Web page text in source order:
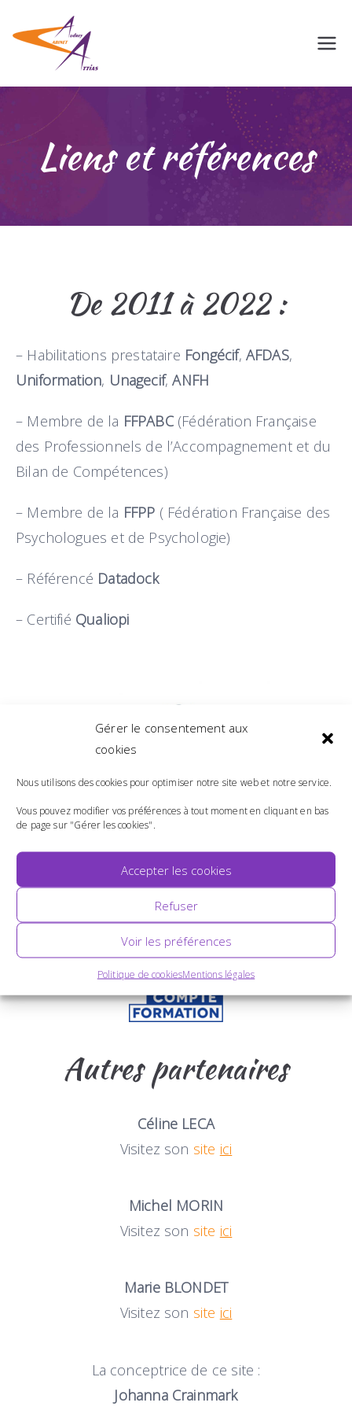
Gérer le consentement aux
cookies
Nous utilisons des cookies pour optimiser notre site web et notre service.
Vous pouvez modifier vos préférences à tout moment en cliquant en bas
de page sur "Gérer les cookies".
Accepter les cookies
Refuser
Voir les préférences
Politique de cookiesMentions légales
Liens et références
De 2011 à 2022 :
– Habilitations prestataire Fongécif, AFDAS,
Uniformation, Unagecif,ANFH
– Membre de la FFPABC(Fédération Française
des Professionnels de l’Accompagnement et du
Bilan de Compétences)
– Membre de la FFPP ( Fédération Française des
Psychologues et de Psychologie)
– Référencé Datadock
– Certifié Qualiopi
Autres partenaires
Céline LECA
Visitez son site ici
Michel MORIN
Visitez son site ici
Marie BLONDET
Visitez son site ici
La conceptrice de ce site :
Johanna Crainmark